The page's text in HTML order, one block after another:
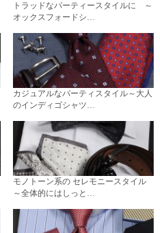
トラッドなパーティースタイルに ～
オックスフォードシ…
カジュアルなパーティスタイル～大人
のインディゴシャツ…
モノトーン系の セレモニースタイル
～全体的にはしっと…